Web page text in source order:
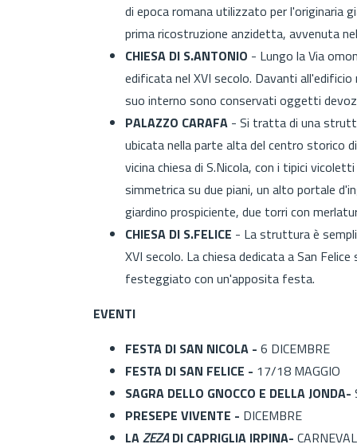
di epoca romana utilizzato per l'originaria
prima ricostruzione anzidetta, avvenuta
CHIESA DI S.ANTONIO - Lungo la Via
edificata nel XVI secolo. Davanti
suo interno sono conservati oggetti
PALAZZO CARAFA - Si tratta di una
ubicata nella parte alta del centro storico
vicina chiesa di S.Nicola, con i tipici
simmetrica su due piani, un alto portale
giardino prospiciente, due torri con
CHIESA DI S.FELICE - La struttura è
XVI secolo. La chiesa dedicata a San
festeggiato con un'apposita festa.
EVENTI
FESTA DI SAN NICOLA - 6 DICEMBRE
FESTA DI SAN FELICE - 17/18 MAGGIO
SAGRA DELLO GNOCCO E DELLA JONDA-
PRESEPE VIVENTE - DICEMBRE
LAZEZADI CAPRIGLIA IRPINA-